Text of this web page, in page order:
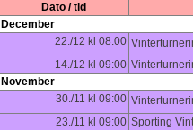
Dato / tid
December
22./12 kl 08:00
14./12 kl 09:00
November
30./11 kl 09:00
23./11 kl 09:00 Sporting